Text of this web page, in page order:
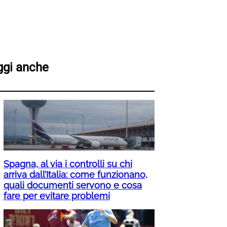
anche
Spagna, al via i controlli su chi
arriva dall’Italia: come funzionano,
quali documenti servono e cosa
fare per evitare problemi